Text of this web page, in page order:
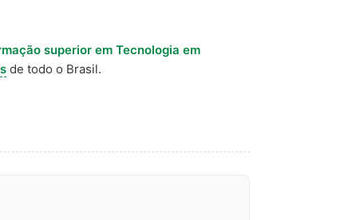
superior em Tecnologia em
de todo o Brasil.